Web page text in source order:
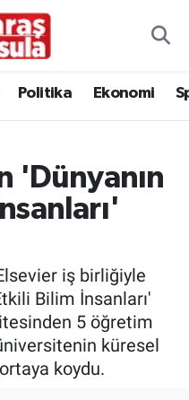
Politika Ekonomi
'Dünyanın
iş birliğiyle
Bilim İnsanları'
5 öğretim
küresel
koydu.
Haritası
Fikstür